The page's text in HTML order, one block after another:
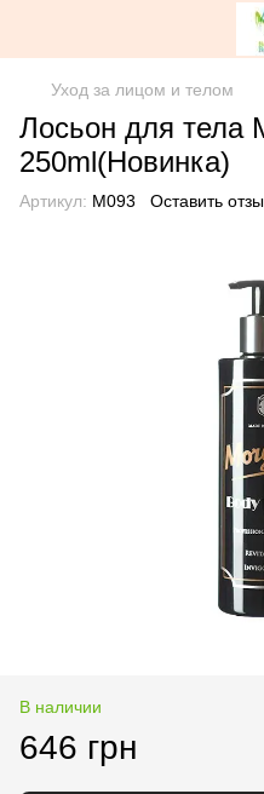
Уход за лицом и телом
Лосьон для тела
250ml(Новинка)
Артикул: M093 Оставить
В наличии
646 грн